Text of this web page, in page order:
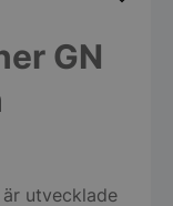
GN
utvecklade